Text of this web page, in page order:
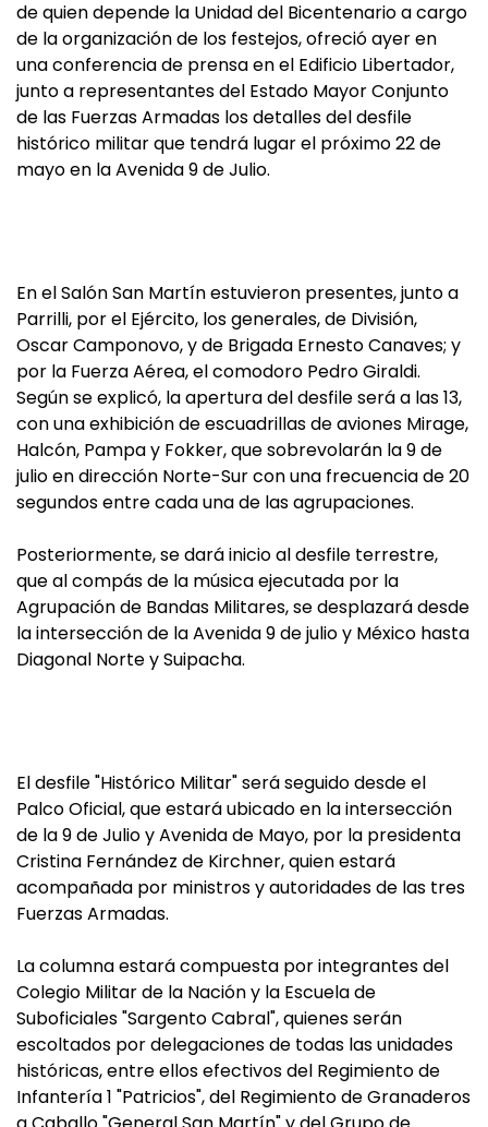
de quien depende la Unidad del Bicentenario a cargo
de la organización de los festejos, ofreció ayer en
una conferencia de prensa en el Edificio Libertador,
junto a representantes del Estado Mayor Conjunto
de las Fuerzas Armadas los detalles del desfile
histórico militar que tendrá lugar el próximo 22 de
mayo en la Avenida 9 de Julio.
En el Salón San Martín estuvieron presentes, junto a
Parrilli, por el Ejército, los generales, de División,
Oscar Camponovo, y de Brigada Ernesto Canaves; y
por la Fuerza Aérea, el comodoro Pedro Giraldi.
Según se explicó, la apertura del desfile será a las 13,
con una exhibición de escuadrillas de aviones Mirage,
Halcón, Pampa y Fokker, que sobrevolarán la 9 de
julio en dirección Norte-Sur con una frecuencia de 20
segundos entre cada una de las agrupaciones.
Posteriormente, se dará inicio al desfile terrestre,
que al compás de la música ejecutada por la
Agrupación de Bandas Militares, se desplazará desde
la intersección de la Avenida 9 de julio y México hasta
Diagonal Norte y Suipacha.
El desfile "Histórico Militar" será seguido desde el
Palco Oficial, que estará ubicado en la intersección
de la 9 de Julio y Avenida de Mayo, por la presidenta
Cristina Fernández de Kirchner, quien estará
acompañada por ministros y autoridades de las tres
Fuerzas Armadas.
La columna estará compuesta por integrantes del
Colegio Militar de la Nación y la Escuela de
Suboficiales "Sargento Cabral", quienes serán
escoltados por delegaciones de todas las unidades
históricas, entre ellos efectivos del Regimiento de
Infantería 1 "Patricios", del Regimiento de Granaderos